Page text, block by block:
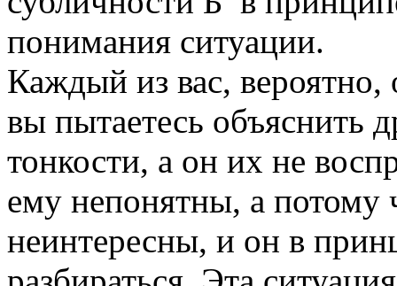
понимания ситуации.
Каждый из вас, вероятно,
вы пытаетесь объяснить
тонкости, а он их не
ему непонятны, а
неинтересны, и он в